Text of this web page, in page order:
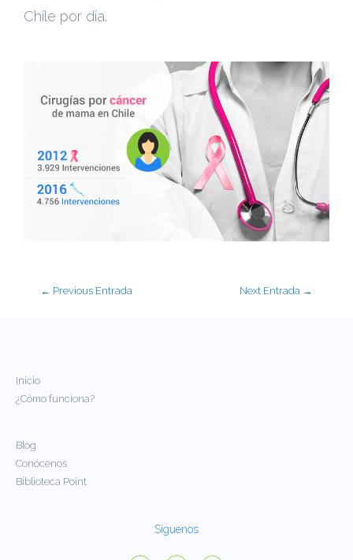
Chile por día.
← Previous Entrada Next Entrada →
Inicio
¿Cómo funciona?
Blog
Conócenos
Biblioteca Point
Síguenos